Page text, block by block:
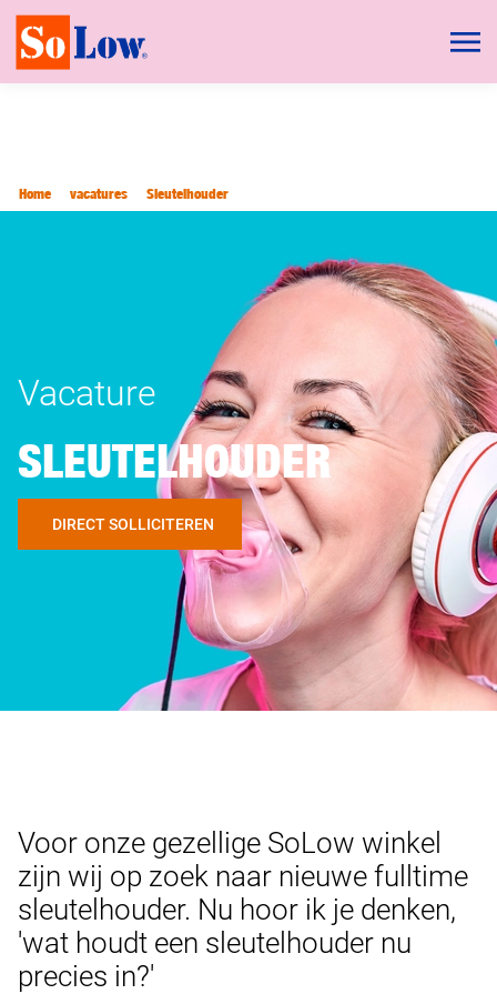
Home vacatures Sleutelhouder
Vacature
SLEUTELHOUDER
DIRECT SOLLICITEREN
Voor onze gezellige SoLow winkel
zijn wij op zoek naar nieuwe fulltime
sleutelhouder. Nu hoor ik je denken,
'wat houdt een sleutelhouder nu
precies in?'